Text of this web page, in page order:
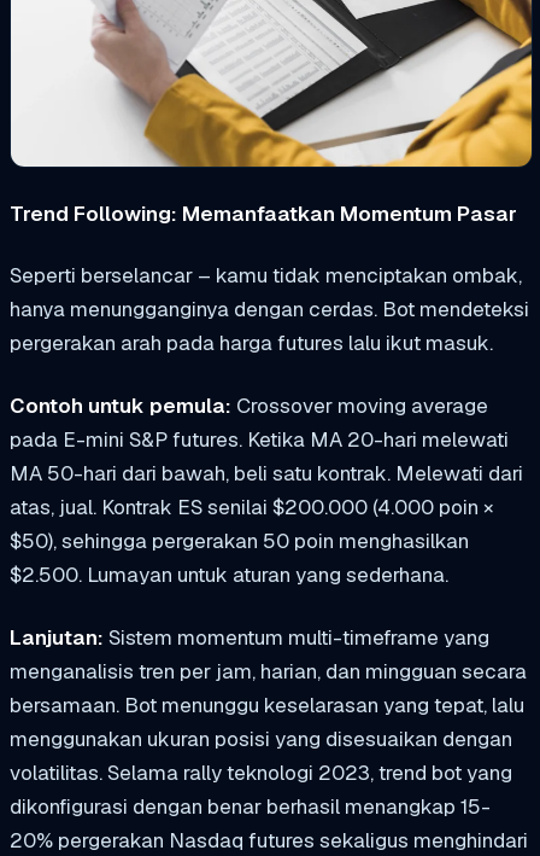
Trend Following: Memanfaatkan Momentum Pasar
Seperti berselancar – kamu tidak menciptakan ombak,
hanya menungganginya dengan cerdas. Bot mendeteksi
pergerakan arah pada harga futures lalu ikut masuk.
Contoh untuk pemula: Crossover moving average
pada E-mini S&P futures. Ketika MA 20-hari melewati
MA 50-hari dari bawah, beli satu kontrak. Melewati dari
atas, jual. Kontrak ES senilai $200.000 (4.000 poin ×
$50), sehingga pergerakan 50 poin menghasilkan
$2.500. Lumayan untuk aturan yang sederhana.
Lanjutan: Sistem momentum multi-timeframe yang
menganalisis tren per jam, harian, dan mingguan secara
bersamaan. Bot menunggu keselarasan yang tepat, lalu
menggunakan ukuran posisi yang disesuaikan dengan
volatilitas. Selama rally teknologi 2023, trend bot yang
dikonfigurasi dengan benar berhasil menangkap 15-
20% pergerakan Nasdaq futures sekaligus menghindari